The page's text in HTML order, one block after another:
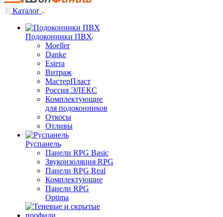
Каталог
Подоконники ПВХ
Moeller
Danke
Estera
Витраж
МастерПласт
Россия ЭЛЕКС
Комплектующие
для подоконников
Откосы
Отливы
Руспанель
Панели RPG Basic
Звукоизоляция RPG
Панели RPG Real
Комплектующие
Панели RPG
Optima